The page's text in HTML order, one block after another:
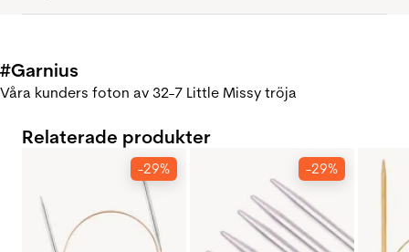
#Garnius
Våra kunders foton av 32-7 Little Missy tröja
Relaterade produkter
-29% -29%